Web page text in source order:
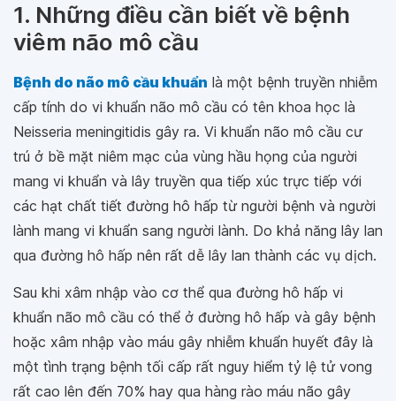
1. Những điều cần biết về bệnh
viêm não mô cầu
Bệnh do não mô cầu khuẩn là một bệnh truyền nhiễm
cấp tính do vi khuẩn não mô cầu có tên khoa học là
Neisseria meningitidis gây ra. Vi khuẩn não mô cầu cư
trú ở bề mặt niêm mạc của vùng hầu họng của người
mang vi khuẩn và lây truyền qua tiếp xúc trực tiếp với
các hạt chất tiết đường hô hấp từ người bệnh và người
lành mang vi khuẩn sang người lành. Do khả năng lây lan
qua đường hô hấp nên rất dễ lây lan thành các vụ dịch.
Sau khi xâm nhập vào cơ thể qua đường hô hấp vi
khuẩn não mô cầu có thể ở đường hô hấp và gây bệnh
hoặc xâm nhập vào máu gây nhiễm khuẩn huyết đây là
một tình trạng bệnh tối cấp rất nguy hiểm tỷ lệ tử vong
rất cao lên đến 70% hay qua hàng rào máu não gây